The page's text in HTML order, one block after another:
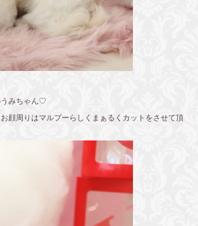
うみちゃん♡
顔周りはマルプーらしくまぁるくカットをさせて頂